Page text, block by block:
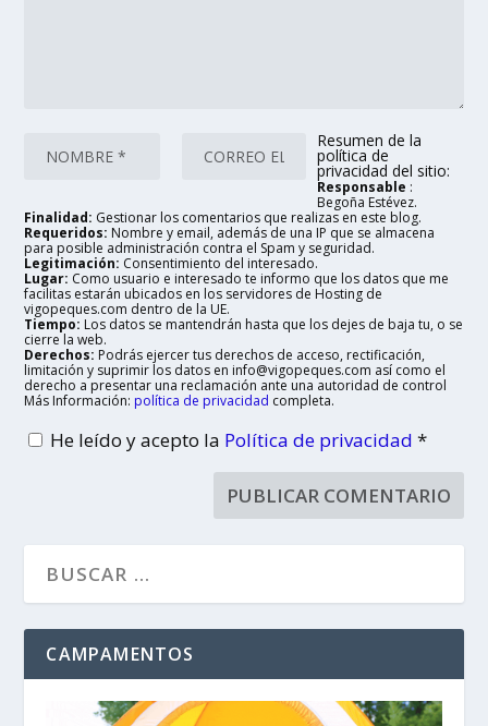
Resumen de la
política de
privacidad del sitio:
Responsable :
Begoña Estévez.
Finalidad: Gestionar los comentarios que realizas en este blog.
Requeridos: Nombre y email, además de una IP que se almacena
para posible administración contra el Spam y seguridad.
Legitimación: Consentimiento del interesado.
Lugar: Como usuario e interesado te informo que los datos que me
facilitas estarán ubicados en los servidores de Hosting de
vigopeques.com dentro de la UE.
Tiempo: Los datos se mantendrán hasta que los dejes de baja tu, o se
cierre la web.
Derechos: Podrás ejercer tus derechos de acceso, rectificación,
limitación y suprimir los datos en info@vigopeques.com así como el
derecho a presentar una reclamación ante una autoridad de control
Más Información: política de privacidad completa.
He leído y acepto la Política de privacidad*
CAMPAMENTOS